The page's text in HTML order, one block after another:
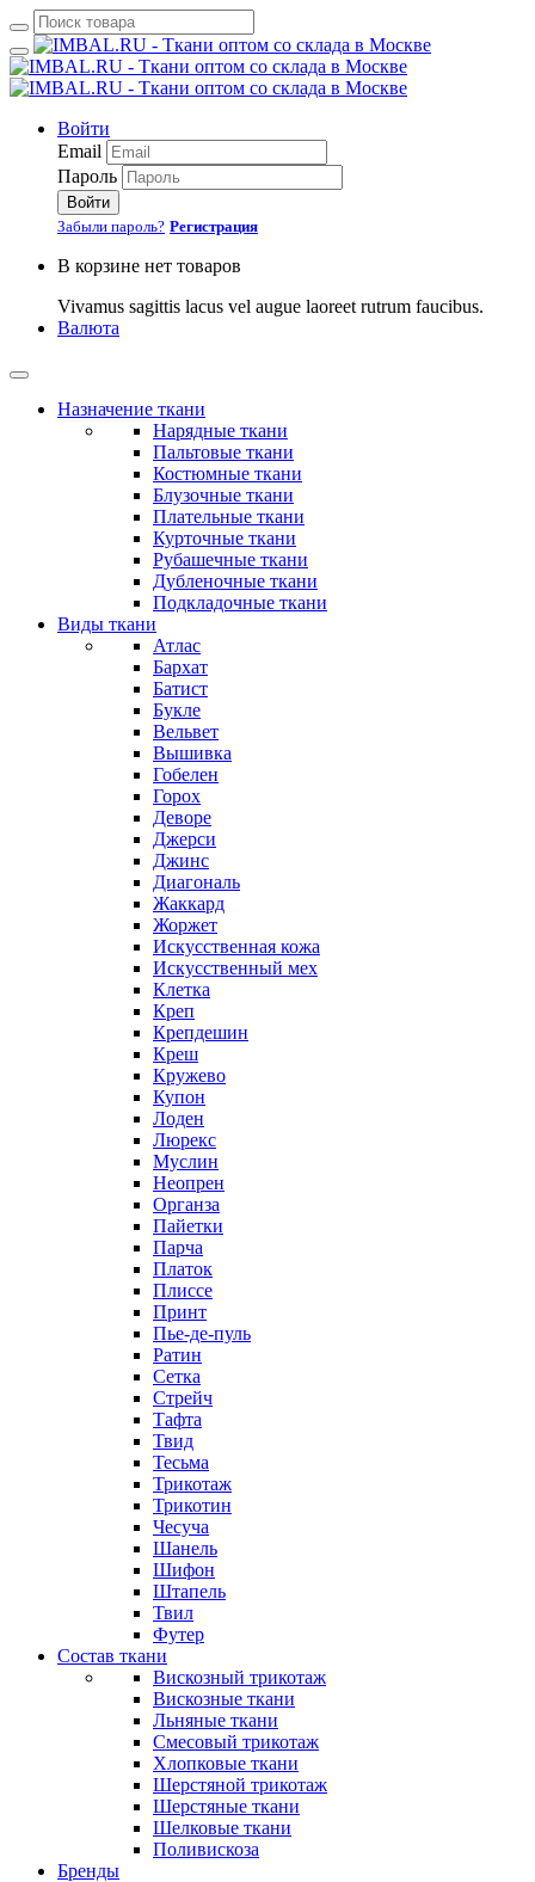
Войти
Email
Пароль
Войти
Забыли пароль? Регистрация
В корзине нет товаров
Vivamus sagittis lacus vel augue laoreet rutrum faucibus.
Валюта
Назначение ткани
Нарядные ткани
Пальтовые ткани
Костюмные ткани
Блузочные ткани
Плательные ткани
Курточные ткани
Рубашечные ткани
Дубленочные ткани
Подкладочные ткани
Виды ткани
Атлас
Бархат
Батист
Букле
Вельвет
Вышивка
Гобелен
Горох
Деворе
Джерси
Джинс
Диагональ
Жаккард
Жоржет
Искусственная кожа
Искусственный мех
Клетка
Креп
Крепдешин
Креш
Кружево
Купон
Лоден
Люрекс
Муслин
Неопрен
Органза
Пайетки
Парча
Платок
Плиссе
Принт
Пье-де-пуль
Ратин
Сетка
Стрейч
Тафта
Твид
Тесьма
Трикотаж
Трикотин
Чесуча
Шанель
Шифон
Штапель
Твил
Футер
Состав ткани
Вискозный трикотаж
Вискозные ткани
Льняные ткани
Смесовый трикотаж
Хлопковые ткани
Шерстяной трикотаж
Шерстяные ткани
Шелковые ткани
Поливискоза
Бренды